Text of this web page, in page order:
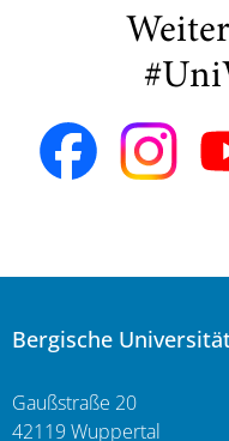
Bergische
Gaußstraße 20
42119 Wuppertal